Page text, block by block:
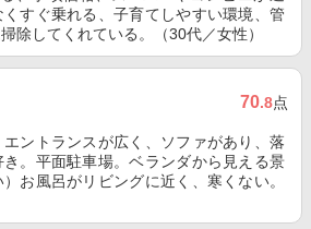
すぐ乗れる、子育てしやすい環境、管
除してくれている。（30代／女性）
70.8点
ントランスが広く、ソファがあり、落
。平面駐車場。ベランダから見える景
お風呂がリビングに近く、寒くない。